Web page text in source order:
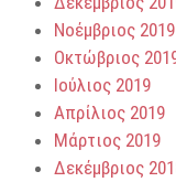
Νοέμβριος 2019
Οκτώβριος
Ιούλιος 2019
Απρίλιος 2019
Μάρτιος 2019
Δεκέμβριος